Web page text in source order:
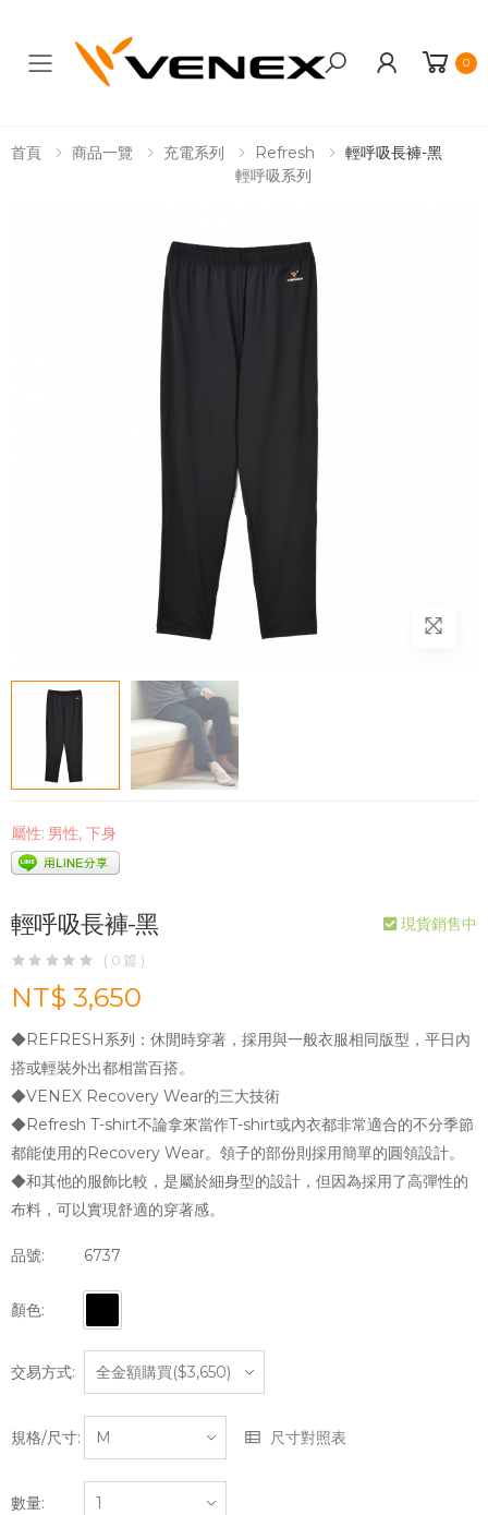
Toggle mobile menu 0
首頁 商品一覽 充電系列
Refresh
輕呼吸系列
輕呼吸長褲-黑
屬性: 男性, 下身
現貨銷售中
輕呼吸長褲-黑
( 0 篇 )
NT$ 3,650
◆REFRESH系列：休閒時穿著，採用與一般衣服相同版型，平日內
搭或輕裝外出都相當百搭。
◆VENEX Recovery Wear的三大技術
◆Refresh T-shirt不論拿來當作T-shirt或內衣都非常適合的不分季節
都能使用的Recovery Wear。領子的部份則採用簡單的圓領設計。
◆和其他的服飾比較，是屬於細身型的設計，但因為採用了高彈性的
布料，可以實現舒適的穿著感。
品號: 6737
顏色:
交易方式:
規格/尺寸: 尺寸對照表
數量: